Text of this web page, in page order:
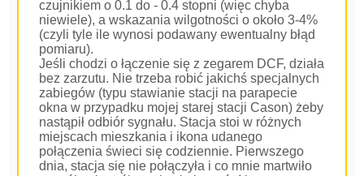
czujnikiem o 0.1 do - 0.4 stopni (więc chyba
niewiele), a wskazania wilgotności o około 3-4%
(czyli tyle ile wynosi podawany ewentualny błąd
pomiaru).
Jeśli chodzi o łączenie się z zegarem DCF, działa
bez zarzutu. Nie trzeba robić jakichś specjalnych
zabiegów (typu stawianie stacji na parapecie
okna w przypadku mojej starej stacji Cason) żeby
nastąpił odbiór sygnału. Stacja stoi w różnych
miejscach mieszkania i ikona udanego
połączenia świeci się codziennie. Pierwszego
dnia, stacja się nie połączyła i co mnie martwiło